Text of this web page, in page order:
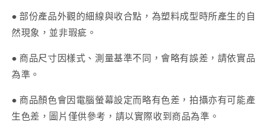
● 部份產品外觀的細線與收合點，為塑料成型時所產生的自
然現象，並非瑕疵。
● 商品尺寸因樣式、測量基準不同，會略有誤差，請依實品
為準。
● 商品顏色會因電腦螢幕設定而略有色差，拍攝亦有可能產
生色差，圖片僅供參考，請以實際收到商品為準。